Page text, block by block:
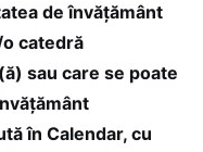
de învăţământ
catedră
sau care se poate
în Calendar, cu